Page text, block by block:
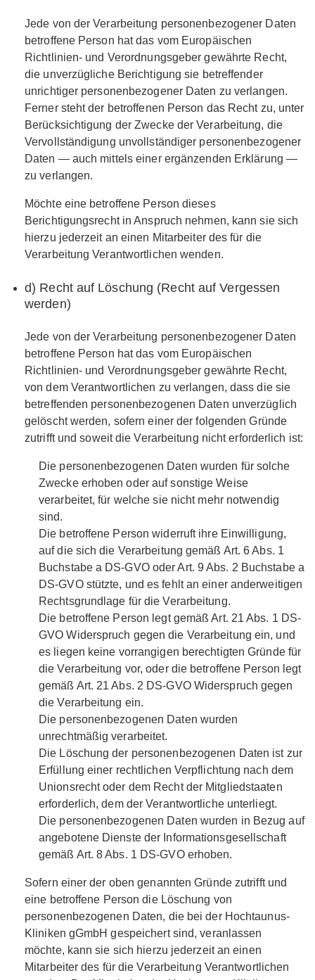
Jede von der Verarbeitung personenbezogener Daten
betroffene Person hat das vom Europäischen
Richtlinien- und Verordnungsgeber gewährte Recht,
die unverzügliche Berichtigung sie betreffender
unrichtiger personenbezogener Daten zu verlangen.
Ferner steht der betroffenen Person das Recht zu, unter
Berücksichtigung der Zwecke der Verarbeitung, die
Vervollständigung unvollständiger personenbezogener
Daten — auch mittels einer ergänzenden Erklärung —
zu verlangen.
Möchte eine betroffene Person dieses
Berichtigungsrecht in Anspruch nehmen, kann sie sich
hierzu jederzeit an einen Mitarbeiter des für die
Verarbeitung Verantwortlichen wenden.
d) Recht auf Löschung (Recht auf Vergessen
werden)
Jede von der Verarbeitung personenbezogener Daten
betroffene Person hat das vom Europäischen
Richtlinien- und Verordnungsgeber gewährte Recht,
von dem Verantwortlichen zu verlangen, dass die sie
betreffenden personenbezogenen Daten unverzüglich
gelöscht werden, sofern einer der folgenden Gründe
zutrifft und soweit die Verarbeitung nicht erforderlich ist:
Die personenbezogenen Daten wurden für solche
Zwecke erhoben oder auf sonstige Weise
verarbeitet, für welche sie nicht mehr notwendig
sind.
Die betroffene Person widerruft ihre Einwilligung,
auf die sich die Verarbeitung gemäß Art. 6 Abs. 1
Buchstabe a DS-GVO oder Art. 9 Abs. 2 Buchstabe a
DS-GVO stützte, und es fehlt an einer anderweitigen
Rechtsgrundlage für die Verarbeitung.
Die betroffene Person legt gemäß Art. 21 Abs. 1 DS-
GVO Widerspruch gegen die Verarbeitung ein, und
es liegen keine vorrangigen berechtigten Gründe für
die Verarbeitung vor, oder die betroffene Person legt
gemäß Art. 21 Abs. 2 DS-GVO Widerspruch gegen
die Verarbeitung ein.
Die personenbezogenen Daten wurden
unrechtmäßig verarbeitet.
Die Löschung der personenbezogenen Daten ist zur
Erfüllung einer rechtlichen Verpflichtung nach dem
Unionsrecht oder dem Recht der Mitgliedstaaten
erforderlich, dem der Verantwortliche unterliegt.
Die personenbezogenen Daten wurden in Bezug auf
angebotene Dienste der Informationsgesellschaft
gemäß Art. 8 Abs. 1 DS-GVO erhoben.
Sofern einer der oben genannten Gründe zutrifft und
eine betroffene Person die Löschung von
personenbezogenen Daten, die bei der Hochtaunus-
Kliniken gGmbH gespeichert sind, veranlassen
möchte, kann sie sich hierzu jederzeit an einen
Mitarbeiter des für die Verarbeitung Verantwortlichen